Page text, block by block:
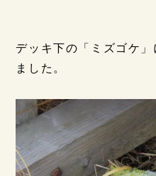
デッキ下の「ミズゴケ
ました。